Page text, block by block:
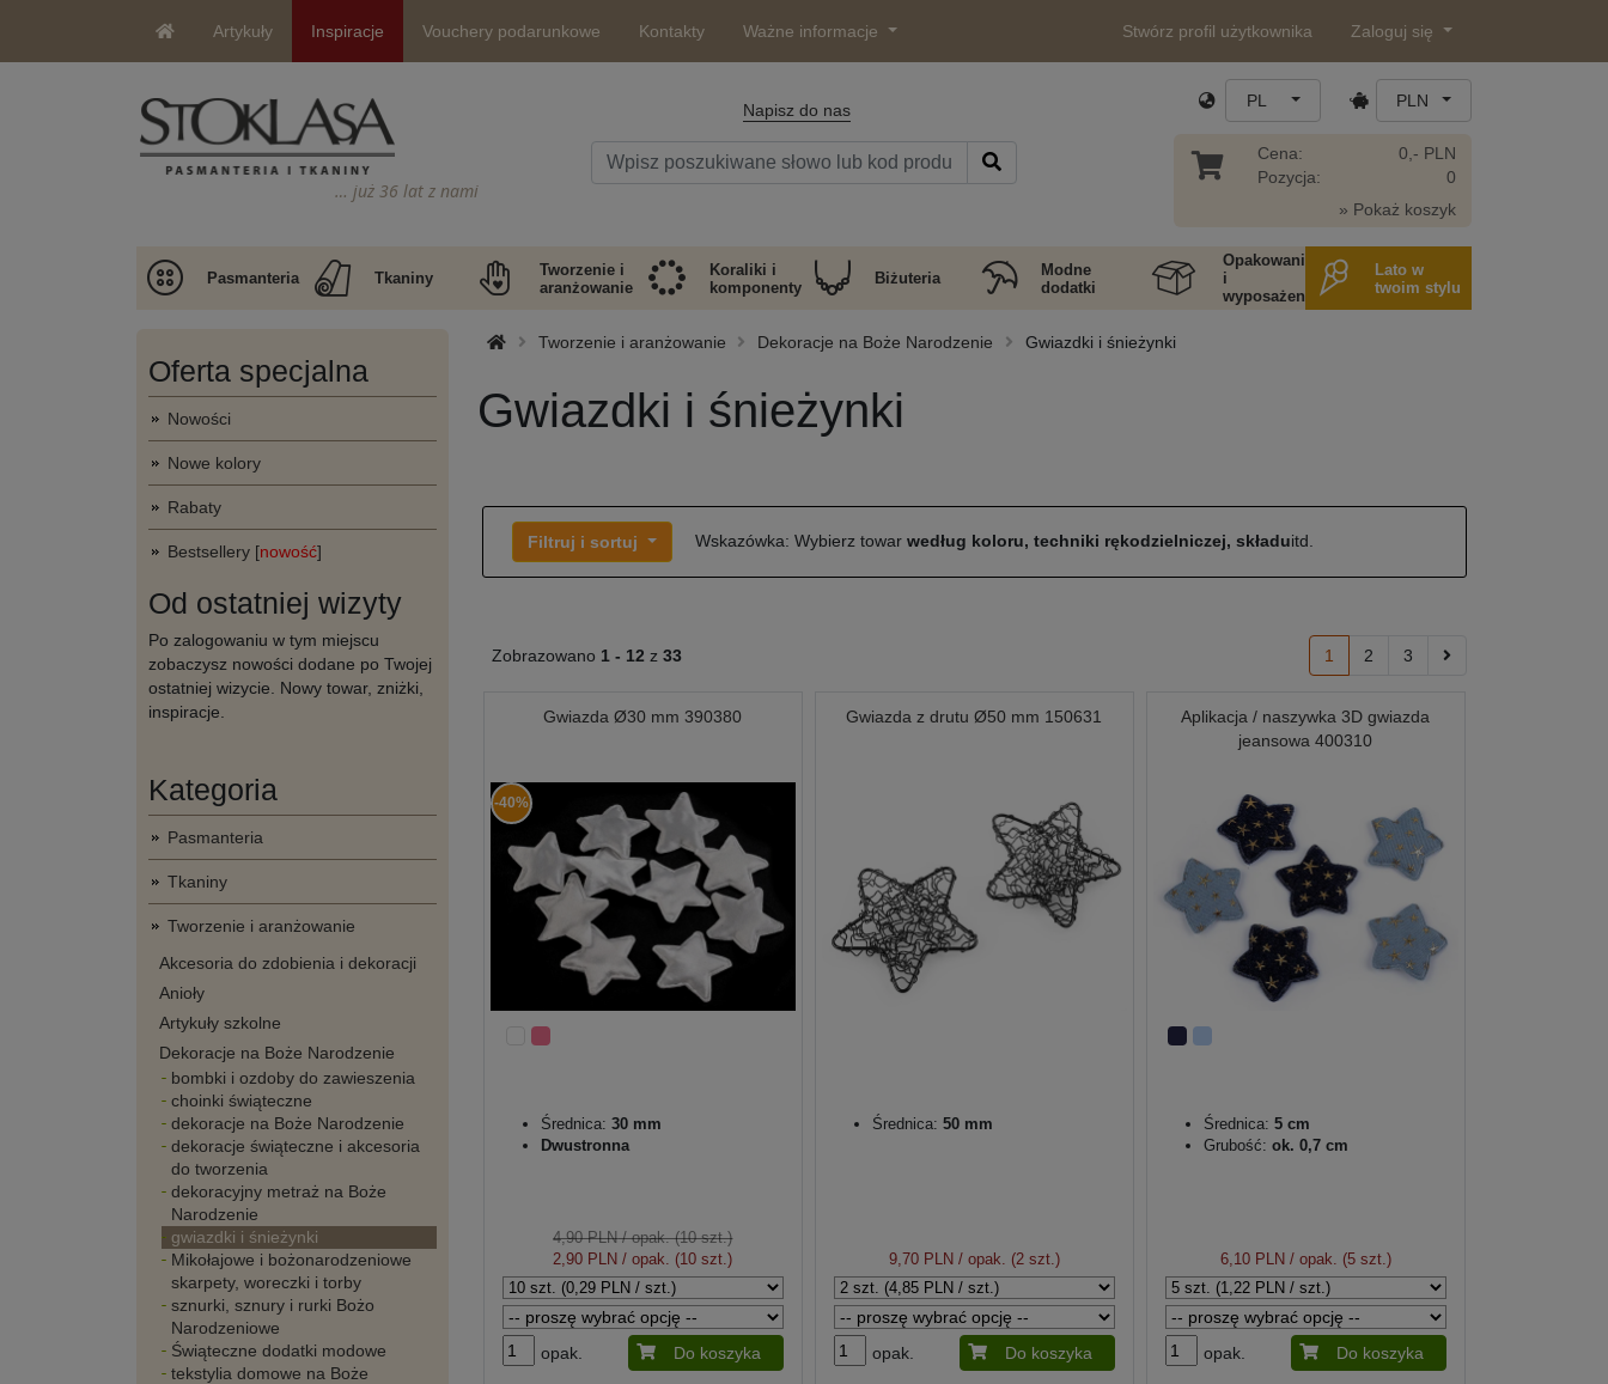
Artykuły Inspiracje Vouchery podarunkowe Kontakty Ważne informacje Stwórz profil użytkownika Zaloguj się
… już 36 lat z nami
Napisz do nas PL PLN
Cena:
Pozycja:
0,- PLN
0
» Pokaż koszyk
Pasmanteria Tkaniny
Tworzenie i
aranżowanie
Koraliki i
komponenty
Biżuteria
Modne
dodatki
Opakowania
i
wyposażenie
Lato w
twoim stylu
Oferta specjalna
Nowości
Nowe kolory
Rabaty
Bestsellery [nowość]
Od ostatniej wizyty
Po zalogowaniu w tym miejscu
zobaczysz nowości dodane po Twojej
ostatniej wizycie. Nowy towar, zniżki,
inspiracje.
Kategoria
Pasmanteria
Tkaniny
Tworzenie i aranżowanie
Akcesoria do zdobienia i dekoracji
Anioły
Artykuły szkolne
Dekoracje na Boże Narodzenie
bombki i ozdoby do zawieszenia
choinki świąteczne
dekoracje na Boże Narodzenie
dekoracje świąteczne i akcesoria
do tworzenia
dekoracyjny metraż na Boże
Narodzenie
gwiazdki i śnieżynki
Mikołajowe i bożonarodzeniowe
skarpety, woreczki i torby
sznurki, sznury i rurki Bożo
Narodzeniowe
Świąteczne dodatki modowe
tekstylia domowe na Boże
Tworzenie i aranżowanie Dekoracje na Boże Narodzenie Gwiazdki i śnieżynki
Gwiazdki i śnieżynki
Filtruj i sortuj Wskazówka: Wybierz towar według koloru, techniki rękodzielniczej, składuitd.
Zobrazowano 1 - 12 z 33 1 2 3
Gwiazda Ø30 mm 390380
-40%
Średnica: 30 mm
Dwustronna
4,90 PLN/ opak. (10 szt.)
2,90 PLN / opak. (10 szt.)
opak. Do koszyka
Gwiazda z drutu Ø50 mm 150631
Średnica: 50 mm
9,70 PLN / opak. (2 szt.)
opak. Do koszyka
Aplikacja / naszywka 3D gwiazda
jeansowa 400310
Średnica: 5 cm
Grubość: ok. 0,7 cm
6,10 PLN / opak. (5 szt.)
opak. Do koszyka